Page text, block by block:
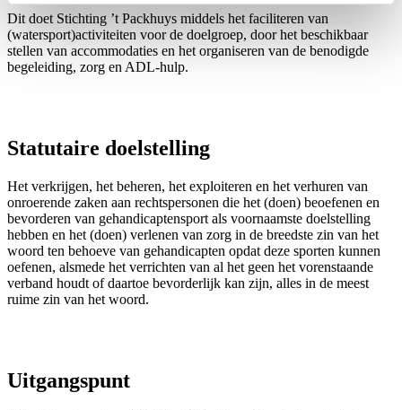
Dit doet Stichting ’t Packhuys middels het faciliteren van
(watersport)activiteiten voor de doelgroep, door het beschikbaar
stellen van accommodaties en het organiseren van de benodigde
begeleiding, zorg en ADL-hulp.
Statutaire doelstelling
Het verkrijgen, het beheren, het exploiteren en het verhuren van
onroerende zaken aan rechtspersonen die het (doen) beoefenen en
bevorderen van gehandicaptensport als voornaamste doelstelling
hebben en het (doen) verlenen van zorg in de breedste zin van het
woord ten behoeve van gehandicapten opdat deze sporten kunnen
oefenen, alsmede het verrichten van al het geen het vorenstaande
verband houdt of daartoe bevorderlijk kan zijn, alles in de meest
ruime zin van het woord.
Uitgangspunt